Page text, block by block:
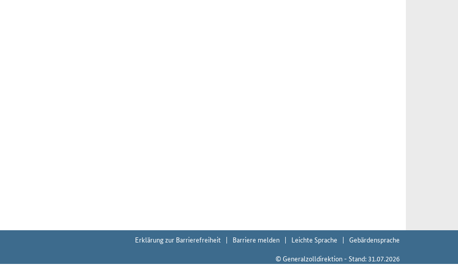
Erklärung zur Barrierefreiheit Barriere melden Leichte Sprache
Gebärdensprache
© Generalzolldirektion - Stand: 31.07.2026